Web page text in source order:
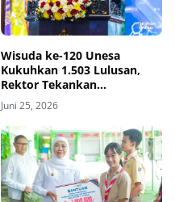
Wisuda ke-120 Unesa
Kukuhkan 1.503 Lulusan,
Rektor Tekankan
Pentingnya Ketangguhan
dan Adaptasi
Juni 25, 2026